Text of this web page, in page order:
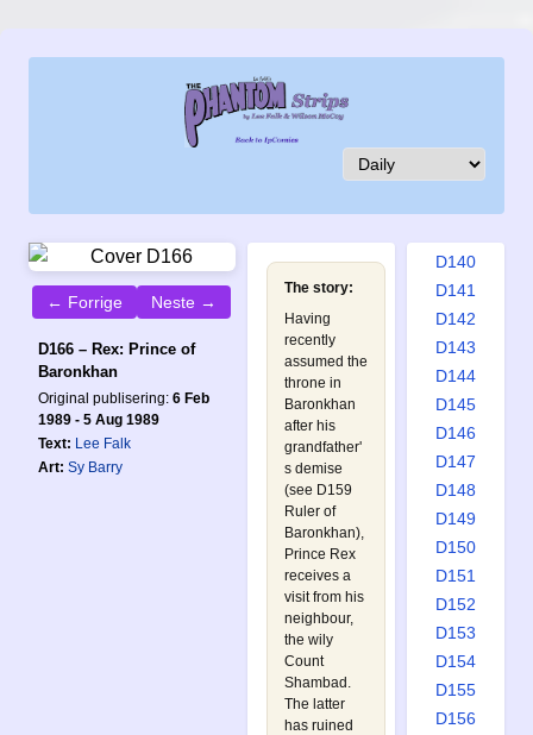
← Forrige Neste →
D166 – Rex: Prince of
Baronkhan
Original publisering: 6 Feb
1989 - 5 Aug 1989
Text: Lee Falk
Art: Sy Barry
The story:
Having
recently
assumed the
throne in
Baronkhan
after his
grandfather'
s demise
(see D159
Ruler of
Baronkhan),
Prince Rex
receives a
visit from his
neighbour,
the wily
Count
Shambad.
The latter
has ruined
D133
D136
D140
D141
D142
D143
D144
D145
D146
D147
D148
D149
D150
D151
D152
D153
D154
D155
D156